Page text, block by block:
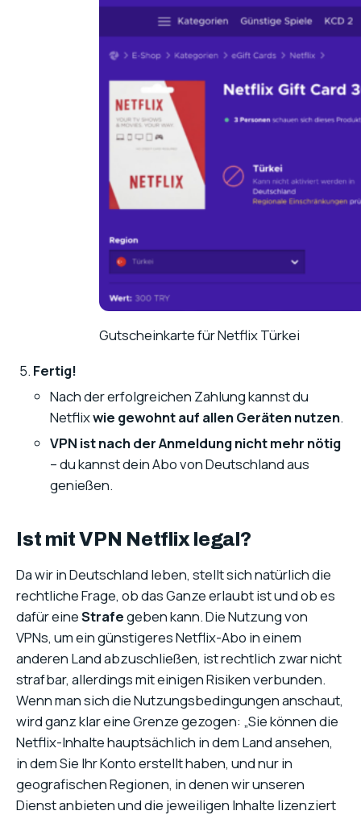
Gutscheinkarte für Netflix Türkei
Fertig!
Nach der erfolgreichen Zahlung kannst du
Netflixwie gewohnt auf allen Geräten nutzen.
VPN ist nach der Anmeldung nicht mehr nötig
– du kannst dein Abo von Deutschland aus
genießen.
Ist mit VPN Netflix legal?
Da wir in Deutschland leben, stellt sich natürlich die
rechtliche Frage, ob das Ganze erlaubt ist und ob es
dafür eineStrafegeben kann. Die Nutzung von
VPNs, um ein günstigeres Netflix-Abo in einem
anderen Land abzuschließen, ist rechtlich zwar nicht
strafbar, allerdings mit einigen Risiken verbunden.
Wenn man sich die Nutzungsbedingungen anschaut,
wird ganz klar eine Grenze gezogen: „Sie können die
Netflix-Inhalte hauptsächlich in dem Land ansehen,
in dem Sie Ihr Konto erstellt haben, und nur in
geografischen Regionen, in denen wir unseren
Dienst anbieten und die jeweiligen Inhalte lizenziert